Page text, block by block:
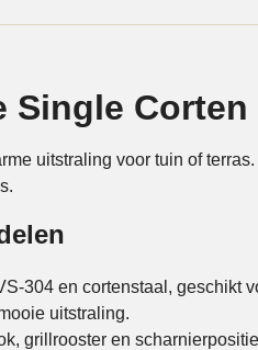
Single Corten
uitstraling voor tuin of
304 en cortenstaal, geschikt
uitstraling.
grillrooster en